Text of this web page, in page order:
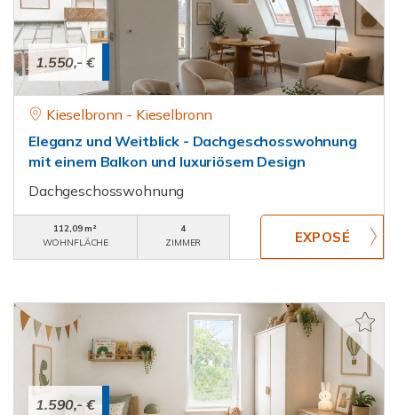
1.550,- €
Kieselbronn - Kieselbronn
Eleganz und Weitblick - Dachgeschosswohnung
mit einem Balkon und luxuriösem Design
Dachgeschosswohnung
112,09 m²
WOHNFLÄCHE
4
ZIMMER
1.590,- €